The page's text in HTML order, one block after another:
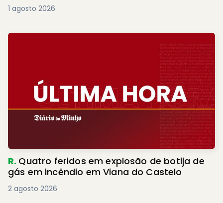
1 agosto 2026
R. Quatro feridos em explosão de botija de
gás em incêndio em Viana do Castelo
2 agosto 2026